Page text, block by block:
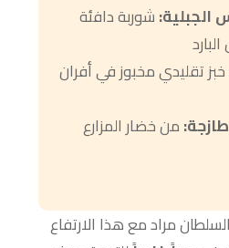
الجبلية:شوربة دافئة
خبز تقليدي مخبوز في أفران
من خضار المزارع
مراد مع هذا الارتفاع